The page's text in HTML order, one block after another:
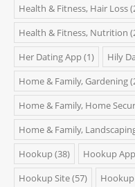
Health & Fitness, Hair Loss
Health & Fitness, Nutrition
Her Dating App(1) Hily
Home & Family, Gardening
Home & Family, Home
Home & Family,
Hookup(38) Hookup App
Hookup Site(57)